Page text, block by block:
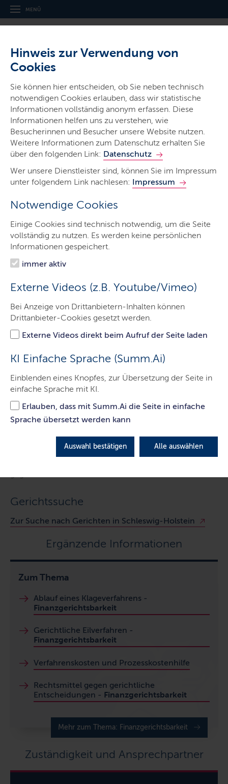
Hinweis zur Verwendung von
Cookies
Sie können hier entscheiden, ob Sie neben technisch
notwendigen Cookies erlauben, dass wir statistische
Informationen vollständig anonym erfassen. Diese
Informationen helfen uns zu verstehen, wie
Besucherinnen und Besucher unsere Website nutzen.
Weitere Informationen zum Datenschutz erhalten Sie
über den folgenden Link: Datenschutz
Wer unsere Dienstleister sind, können Sie im Impressum
unter folgendem Link nachlesen: Impressum
Notwendige Cookies
Einige Cookies sind technisch notwendig, um die Seite
vollständig zu nutzen. Es werden keine persönlichen
Informationen gespeichert.
immer aktiv
Externe Videos (z.B. Youtube/Vimeo)
Bei Anzeige von Drittanbietern-Inhalten können
Drittanbieter-Cookies gesetzt werden.
Externe Videos direkt beim Aufruf der Seite laden
KI Einfache Sprache (Summ.Ai)
Einblenden eines Knopfes, zur Übersetzung der Seite in
einfache Sprache mit KI.
Erlauben, dass mit Summ.Ai die Seite in einfache
Sprache übersetzt werden kann
Auswahl bestätigen Alle auswählen
MENÜ
Thema
Finanzgerichtsbarkeit
Finanzgerichtsbarkeit
entscheidet in erster Linie über steuerrechtliche
LETZTE AKTUALISIERUNG: 11.09.2024
Inhalte dieser Seite
E s überprüft die Rechtmäßigkeit von Steuer- und
Kindergeldbescheiden. Es ist örtlich zuständig, wenn das
Finanzamt, gegen das die Klage gerichtet ist, seinen Sitz
in Schleswig-Holstein hat. In Kindergeldverfahren ist das
Finanzgericht zuständig, wenn die Klägerin oder der
Kläger in Schleswig-Holstein ihren bzw. seinen
Wohnsitz hat. Entsprechendes gilt grundsätzlich bei
Klagen gegen eine oberste Finanzbehörde.
Die Finanzgerichtsbarkeit ist - anders als die Zivil-,
Arbeit-, Sozial- und Verwaltungsgerichtsbarkeit - nur
zweistufig aufgebaut. Das Schleswig-Holsteinische
Finanzgerichts sind unter bestimmten Voraussetzungen
Gerichtssuche
Zur Suche nach Gerichten in Schleswig-Holstein
Ergänzende Informationen
Zum Thema
Ablauf eines Klageverfahrens -
Finanzgerichtsbarkeit
Gerichtliche Eilverfahren -
Finanzgerichtsbarkeit
Verfahrenskosten und Prozesskostenhilfe
Rechtsmittel gegen gerichtliche
Entscheidungen - Finanzgerichtsbarkeit
Mehr zum Thema: Finanzgerichtsbarkeit
Zuständigkeit und Ansprechpartner